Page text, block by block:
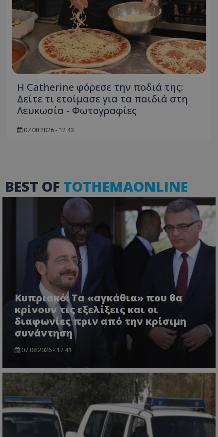
Η Catherine φόρεσε την ποδιά της:
Δείτε τι ετοίμασε για τα παιδιά στη
Λευκωσία - Φωτογραφίες
07.08.2026 - 12:43
BEST OF TOTHEMAONLINE
Κυπριακό: Τα «αγκάθια» που θα
κρίνουν τις εξελίξεις και οι
διαφωνίες πριν από την κρίσιμη
συνάντηση
07.08.2026 - 17:41
usprivacy
.lifenewscy.tothemaonline.com
ASP.NET_SessionId
Microsoft Corporation
VISITOR_PRIVACY_METADATA
YouTube
.youtube.com